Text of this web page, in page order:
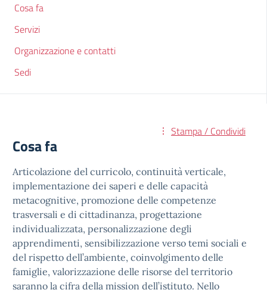
Cosa fa
Servizi
Organizzazione e contatti
Sedi
Stampa / Condividi
Cosa fa
Articolazione del curricolo, continuità verticale,
implementazione dei saperi e delle capacità
metacognitive, promozione delle competenze
trasversali e di cittadinanza, progettazione
individualizzata, personalizzazione degli
apprendimenti, sensibilizzazione verso temi sociali e
del rispetto dell’ambiente, coinvolgimento delle
famiglie, valorizzazione delle risorse del territorio
saranno la cifra della mission dell’istituto. Nello